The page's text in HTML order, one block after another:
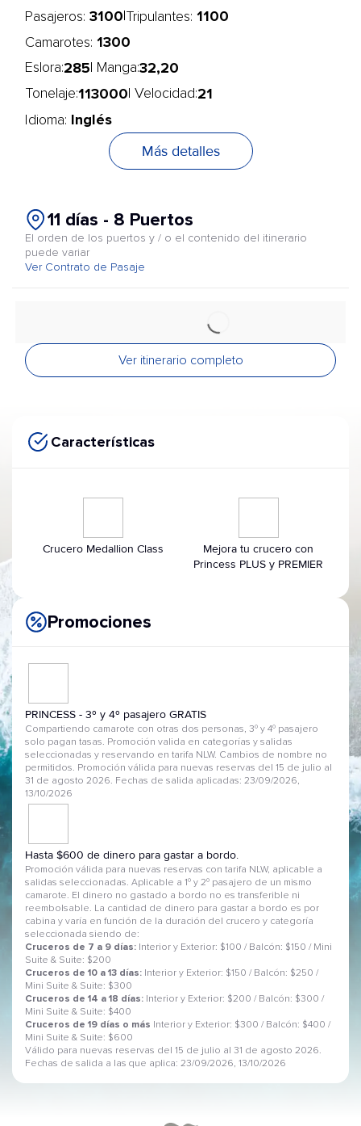
Pasajeros: 3100 Tripulantes: 1100
Camarotes: 1300
Eslora:285 | Manga:32,20
Tonelaje:113000 | Velocidad:21
Idioma: Inglés
Más detalles
11 días - 8 Puertos
El orden de los puertos y / o el contenido del itinerario
puede variar
Ver Contrato de Pasaje
Ver itinerario completo
Características
Crucero Medallion Class
Mejora tu crucero con
Princess PLUS y PREMIER
Promociones
PRINCESS - 3º y 4º pasajero GRATIS
Compartiendo camarote con otras dos personas, 3º y 4º pasajero
solo pagan tasas. Promoción valida en categorías y salidas
seleccionadas y reservando en tarifa NLW. Cambios de nombre no
permitidos. Promoción válida para nuevas reservas del 15 de julio al
31 de agosto 2026. Fechas de salida aplicadas: 23/09/2026,
13/10/2026
Hasta $600 de dinero para gastar a bordo.
Promoción válida para nuevas reservas con tarifa NLW, aplicable a
salidas seleccionadas. Aplicable a 1º y 2º pasajero de un mismo
camarote. El dinero no gastado a bordo no es transferible ni
reembolsable. La cantidad de dinero para gastar a bordo es por
cabina y varía en función de la duración del crucero y categoría
seleccionada siendo de:
Cruceros de 7 a 9 días: Interior y Exterior: $100 / Balcón: $150 / Mini
Suite & Suite: $200
Cruceros de 10 a 13 días: Interior y Exterior: $150 / Balcón: $250 /
Mini Suite & Suite: $300
Cruceros de 14 a 18 días: Interior y Exterior: $200 / Balcón: $300 /
Mini Suite & Suite: $400
Cruceros de 19 días o más
Interior y Exterior: $300 / Balcón: $400 /
Mini Suite & Suite: $600
Válido para nuevas reservas del 15 de julio al 31 de agosto 2026.
Fechas de salida a las que aplica: 23/09/2026, 13/10/2026